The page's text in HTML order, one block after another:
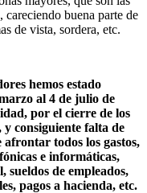
careciendo buena parte de
de vista, sordera, etc.
hemos estado
al 4 de julio de
por el cierre de los
y consiguiente falta de
afrontar todos los gastos,
e informáticas,
sueldos de empleados,
pagos a hacienda, etc.